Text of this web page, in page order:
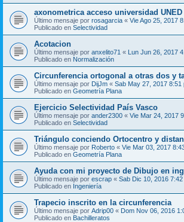
axonometrica acceso universidad UNED
Último mensaje por rosagarcia « Vie Ago 25, 2017
Publicado en Selectividad
Acotacion
Último mensaje por anxelito71 « Lun Jun 26, 2017
Publicado en Normalización
Circunferencia ortogonal a otras dos y
Último mensaje por DijJm « Sab May 27, 2017 8:51
Publicado en Geometría Plana
Ejercicio Selectividad País Vasco
Último mensaje por ander2300 « Vie Mar 24, 2017
Publicado en Selectividad
Triángulo conciendo Ortocentro y
Último mensaje por Roberto « Vie Mar 03, 2017
Publicado en Geometría Plana
Ayuda con mi proyecto de Dibujo en
Último mensaje por escrap « Sab Dic 10, 2016 7:42
Publicado en Ingeniería
Trapecio inscrito en la circunferencia
Último mensaje por Adrip00 « Dom Nov 06, 2016
Publicado en Bachilleratos